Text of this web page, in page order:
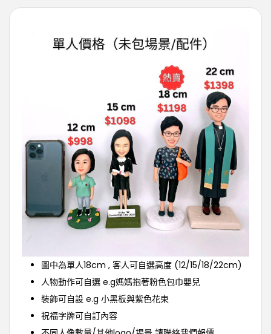
圖中為單人18cm , 客人可自選高度 (12/15/18/22cm)
人物動作可自選 e.g媽媽抱著粉色包巾嬰兒
裝飾可自設 e.g 小黑板與紫色花束
祝福字牌可自訂內容